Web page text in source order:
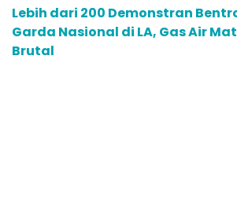
Lebih dari 200 Demonstran
Garda Nasional di LA, Gas Air
Brutal